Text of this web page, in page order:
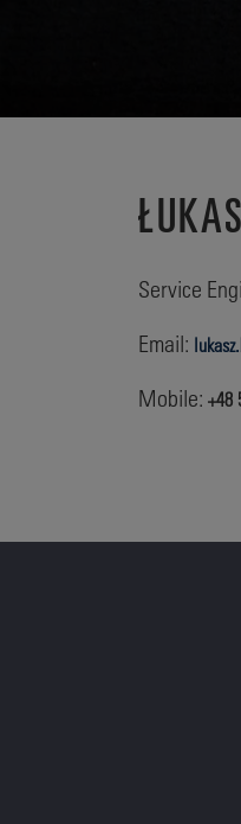
Service
Email:
Mobile: +48